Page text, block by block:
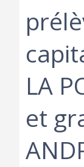
LA
et